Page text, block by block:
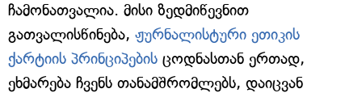
ჩამონათვალია. მისი ზედმიწევნით
გათვალისწინება, ჟურნალისტური ეთიკის
ქარტიის პრინციპების ცოდნასთან ერთად,
ეხმარება ჩვენს თანამშრომლებს, დაიცვან